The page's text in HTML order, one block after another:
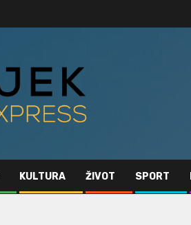
KULTURA ŽIVOT SPORT